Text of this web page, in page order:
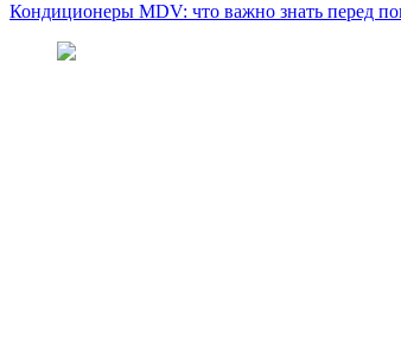
Кондиционеры MDV: что важно знать перед